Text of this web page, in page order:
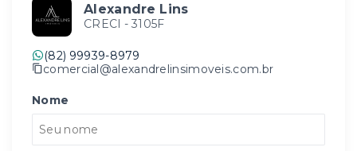
Alexandre Lins
CRECI - 3105F
(82) 99939-8979
comercial@alexandrelinsimoveis.com.br
Nome